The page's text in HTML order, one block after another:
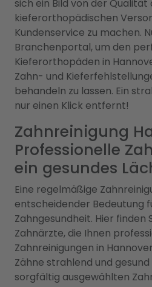
sich ein Bild von der Qualität
kieferorthopädischen
Kundenservice zu machen.
Branchenportal, um den
Kieferorthopäden in
Zahn- und
behandeln zu lassen. Ein
nur einen Klick entfernt!
Zahnreinigung
Professionelle
ein gesundes
Eine regelmäßige
entscheidender Bedeutung
Zahngesundheit. Hier finden
Zahnärzte, die Ihnen
Zahnreinigungen in
Zähne strahlend und
sorgfältig ausgewählten